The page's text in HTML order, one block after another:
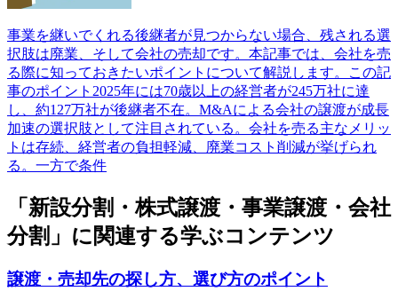
事業を継いでくれる後継者が見つからない場合、残される選
択肢は廃業、そして会社の売却です。本記事では、会社を売
る際に知っておきたいポイントについて解説します。この記
事のポイント2025年には70歳以上の経営者が245万社に達
し、約127万社が後継者不在。M&Aによる会社の譲渡が成長
加速の選択肢として注目されている。会社を売る主なメリッ
トは存続、経営者の負担軽減、廃業コスト削減が挙げられ
る。一方で条件
「新設分割・株式譲渡・事業譲渡・会社
分割」に関連する学ぶコンテンツ
譲渡・売却先の探し方、選び方のポイント